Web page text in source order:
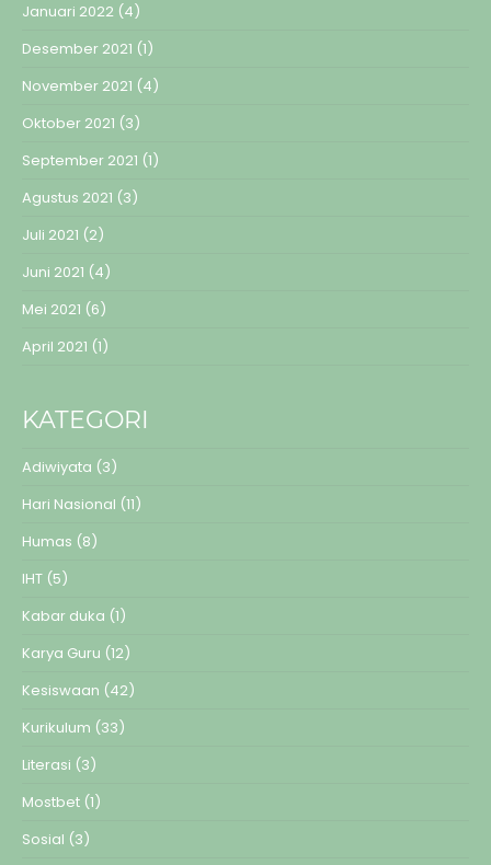
Januari 2022 (4)
Desember 2021 (1)
November 2021 (4)
Oktober 2021 (3)
September 2021 (1)
Agustus 2021 (3)
Juli 2021 (2)
Juni 2021 (4)
Mei 2021 (6)
April 2021 (1)
KATEGORI
Adiwiyata (3)
Hari Nasional (11)
Humas (8)
IHT (5)
Kabar duka (1)
Karya Guru (12)
Kesiswaan (42)
Kurikulum (33)
Literasi (3)
Mostbet (1)
Sosial (3)